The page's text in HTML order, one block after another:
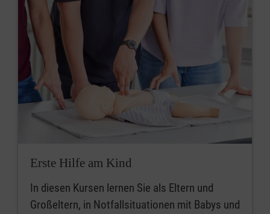
Erste Hilfe am Kind
In diesen Kursen lernen Sie als Eltern und
Großeltern, in Notfallsituationen mit Babys und